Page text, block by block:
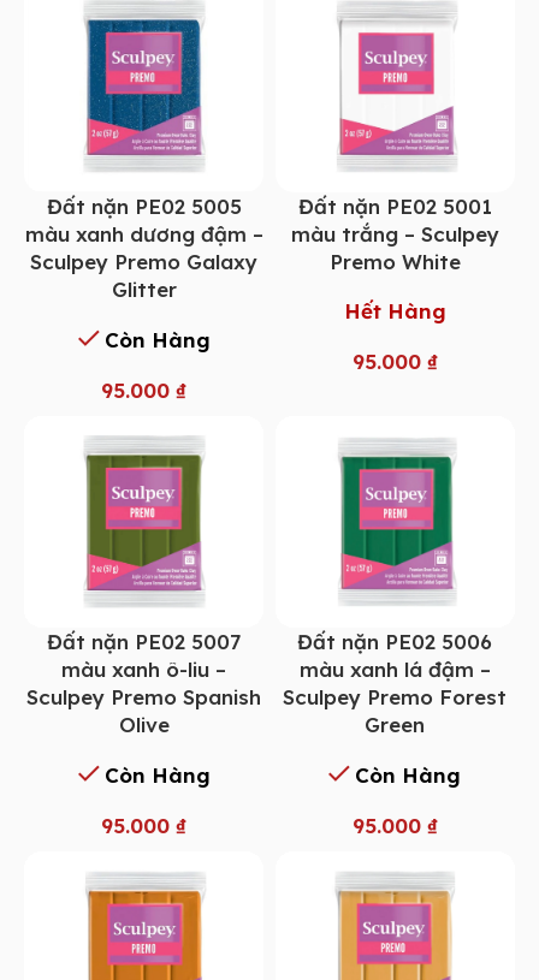
Đất nặn PE02 5005
màu xanh dương đậm –
Sculpey Premo Galaxy
Glitter
Còn Hàng
95.000 ₫
Đất nặn PE02 5001
màu trắng – Sculpey
Premo White
Hết Hàng
95.000 ₫
Đất nặn PE02 5007
màu xanh ô-liu –
Sculpey Premo Spanish
Olive
Còn Hàng
95.000 ₫
Đất nặn PE02 5006
màu xanh lá đậm –
Sculpey Premo Forest
Green
Còn Hàng
95.000 ₫